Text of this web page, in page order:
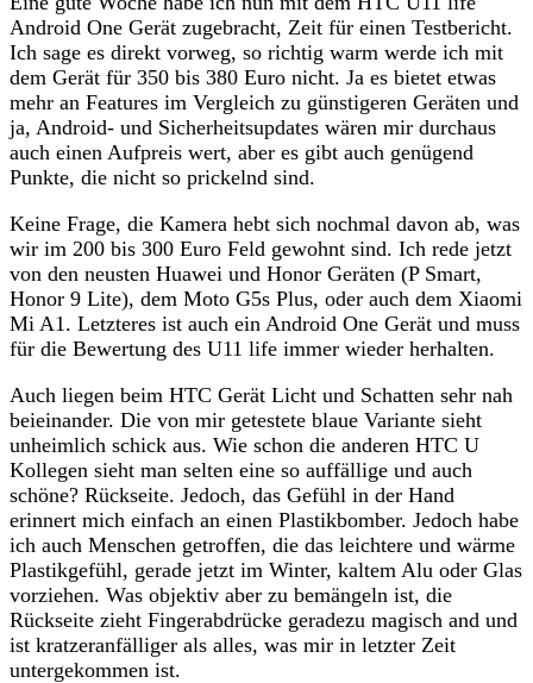
Android One Gerät zugebracht, Zeit für einen Testbericht.
Ich sage es direkt vorweg, so richtig warm werde ich mit
dem Gerät für 350 bis 380 Euro nicht. Ja es bietet etwas
mehr an Features im Vergleich zu günstigeren Geräten und
ja, Android- und Sicherheitsupdates wären mir durchaus
auch einen Aufpreis wert, aber es gibt auch genügend
Punkte, die nicht so prickelnd sind.
Keine Frage, die Kamera hebt sich nochmal davon ab, was
wir im 200 bis 300 Euro Feld gewohnt sind. Ich rede jetzt
von den neusten Huawei und Honor Geräten (P Smart,
Honor 9 Lite), dem Moto G5s Plus, oder auch dem Xiaomi
Mi A1. Letzteres ist auch ein Android One Gerät und muss
für die Bewertung des U11 life immer wieder herhalten.
Auch liegen beim HTC Gerät Licht und Schatten sehr nah
beieinander. Die von mir getestete blaue Variante sieht
unheimlich schick aus. Wie schon die anderen HTC U
Kollegen sieht man selten eine so auffällige und auch
schöne? Rückseite. Jedoch, das Gefühl in der Hand
erinnert mich einfach an einen Plastikbomber. Jedoch habe
ich auch Menschen getroffen, die das leichtere und wärme
Plastikgefühl, gerade jetzt im Winter, kaltem Alu oder Glas
vorziehen. Was objektiv aber zu bemängeln ist, die
Rückseite zieht Fingerabdrücke geradezu magisch and und
ist kratzeranfälliger als alles, was mir in letzter Zeit
untergekommen ist.